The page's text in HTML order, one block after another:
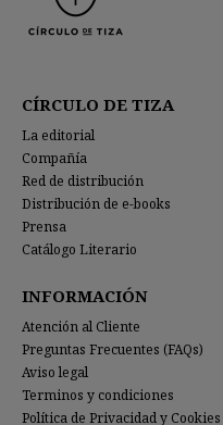
CÍRCULO DE TIZA
La editorial
Compañía
Red de distribución
Distribución de e-books
Prensa
Catálogo Literario
INFORMACIÓN
Atención al Cliente
Preguntas Frecuentes (FAQs)
Aviso legal
Terminos y condiciones
Política de Privacidad y Cookies